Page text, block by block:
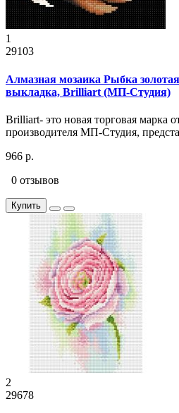
1
29103
Алмазная мозаика Рыбка
выкладка, Brilliart (МП-Студия)
Brilliart- это новая торговая марка
производителя МП-Студия,
966 р.
0 отзывов
Купить
2
29678